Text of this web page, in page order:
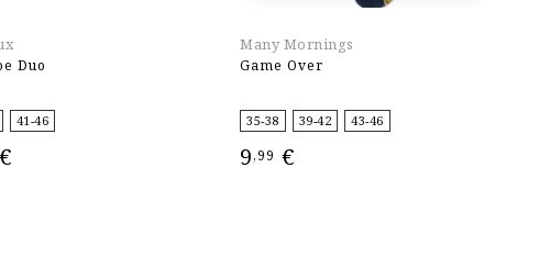
Duo
41-46
€
Many Mornings
Game Over
35-38 39-42 43-46
9,99 €